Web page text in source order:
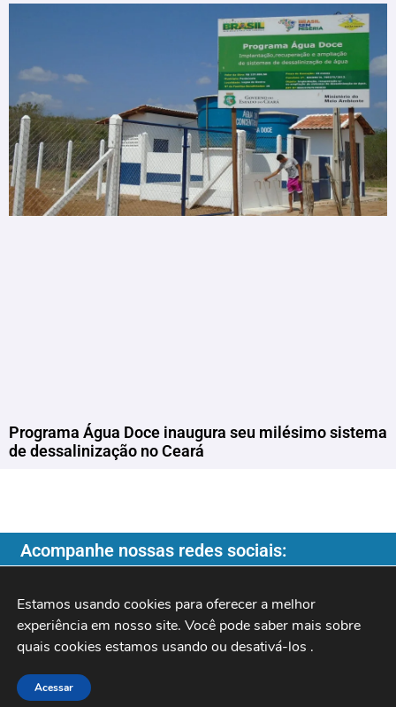
Programa Água Doce inaugura seu milésimo sistema
de dessalinização no Ceará
Acompanhe nossas redes sociais:
Copyright ©️ 2026| Programa do Rochinha |
Estamos usando cookies para oferecer a melhor
experiência em nosso site. Você pode saber mais sobre
quais cookies estamos usando ou desativá-los .
Acessar